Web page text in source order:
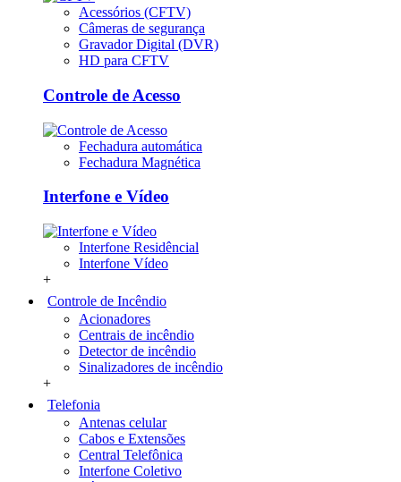
Acessórios (CFTV)
Câmeras de segurança
Gravador Digital (DVR)
HD para CFTV
Controle de Acesso
Fechadura automática
Fechadura Magnética
Interfone e Vídeo
Interfone Residêncial
Interfone Vídeo
+
Controle de Incêndio
Acionadores
Centrais de incêndio
Detector de incêndio
Sinalizadores de incêndio
+
Telefonia
Antenas celular
Cabos e Extensões
Central Telefônica
Interfone Coletivo